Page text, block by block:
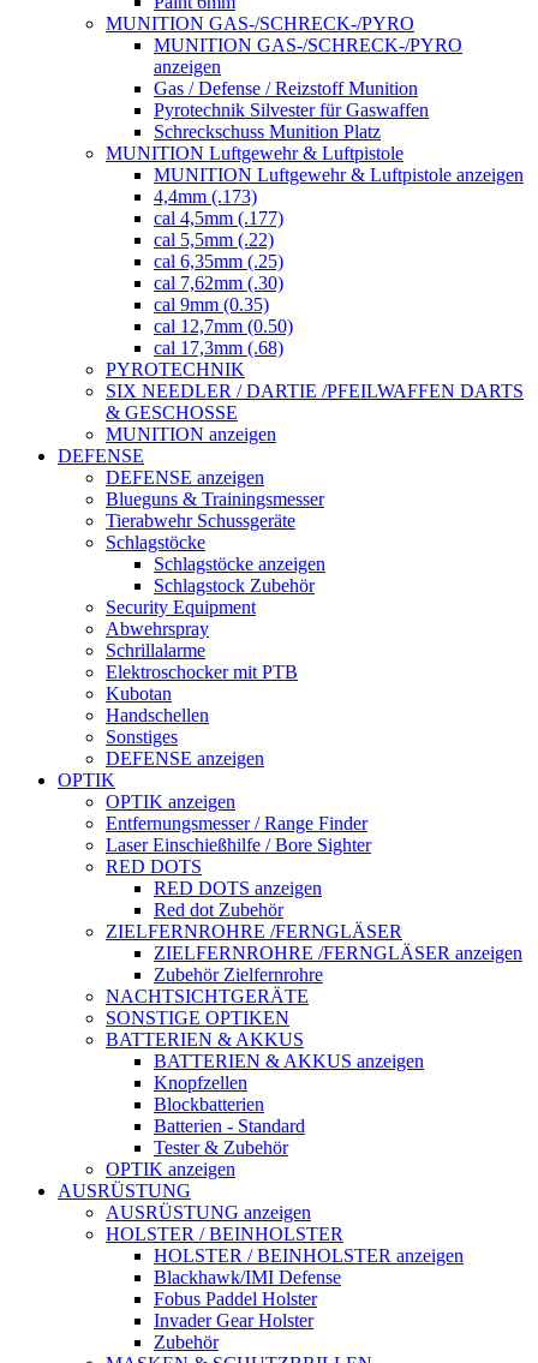
MUNITION GAS-/SCHRECK-/PYRO
MUNITION GAS-/SCHRECK-/PYRO
anzeigen
Gas / Defense / Reizstoff Munition
Pyrotechnik Silvester für Gaswaffen
Schreckschuss Munition Platz
MUNITION Luftgewehr & Luftpistole
MUNITION Luftgewehr & Luftpistole anzeigen
4,4mm (.173)
cal 4,5mm (.177)
cal 5,5mm (.22)
cal 6,35mm (.25)
cal 7,62mm (.30)
cal 9mm (0.35)
cal 12,7mm (0.50)
cal 17,3mm (.68)
PYROTECHNIK
SIX NEEDLER / DARTIE /PFEILWAFFEN DARTS
& GESCHOSSE
MUNITION anzeigen
DEFENSE
DEFENSE anzeigen
Blueguns & Trainingsmesser
Tierabwehr Schussgeräte
Schlagstöcke
Schlagstöcke anzeigen
Schlagstock Zubehör
Security Equipment
Abwehrspray
Schrillalarme
Elektroschocker mit PTB
Kubotan
Handschellen
Sonstiges
DEFENSE anzeigen
OPTIK
OPTIK anzeigen
Entfernungsmesser / Range Finder
Laser Einschießhilfe / Bore Sighter
RED DOTS
RED DOTS anzeigen
Red dot Zubehör
ZIELFERNROHRE /FERNGLÄSER
ZIELFERNROHRE /FERNGLÄSER anzeigen
Zubehör Zielfernrohre
NACHTSICHTGERÄTE
SONSTIGE OPTIKEN
BATTERIEN & AKKUS
BATTERIEN & AKKUS anzeigen
Knopfzellen
Blockbatterien
Batterien - Standard
Tester & Zubehör
OPTIK anzeigen
AUSRÜSTUNG
AUSRÜSTUNG anzeigen
HOLSTER / BEINHOLSTER
HOLSTER / BEINHOLSTER anzeigen
Blackhawk/IMI Defense
Fobus Paddel Holster
Invader Gear Holster
Zubehör